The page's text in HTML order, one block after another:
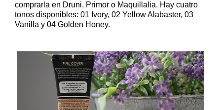
comprarla en Druni, Primor o Maquillalia. Hay cuatro
tonos disponibles: 01 Ivory, 02 Yellow Alabaster, 03
Vanilla y 04 Golden Honey.